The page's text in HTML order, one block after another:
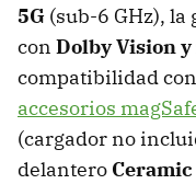
5G (sub-6 GHz), la
con Dolby Vision y
compatibilidad con
accesorios
(cargador no
delantero